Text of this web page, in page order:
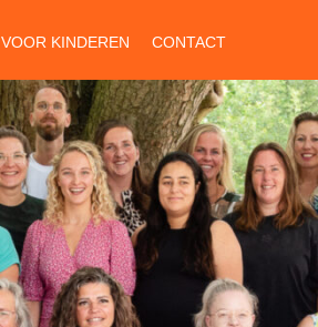
VOOR KINDEREN CONTACT